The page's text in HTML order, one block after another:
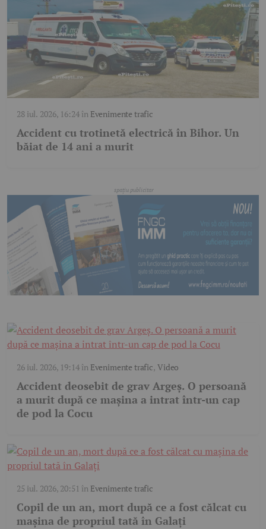
28 iul. 2026, 16:24în Evenimente trafic
Accident cu trotinetă electrică în Bihor. Un
băiat de 14 ani a murit
26 iul. 2026, 19:14în Evenimente trafic, Video
Accident deosebit de grav Argeș. O persoană
a murit după ce mașina a intrat într-un cap
de pod la Cocu
25 iul. 2026, 20:51 în Evenimente trafic
Copil de un an, mort după ce a fost călcat cu
mașina de propriul tată în Galați